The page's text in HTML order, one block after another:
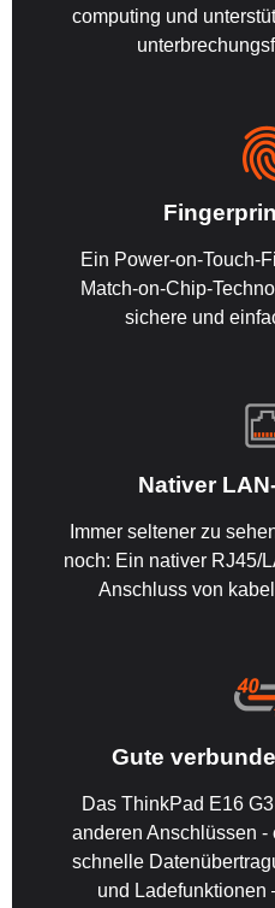
computing und
Ein Power-on-Touch-
Match-on-Chip-
sichere und
Nativer
Immer seltener zu
noch: Ein nativer RJ45/
Anschluss von
Gute
Das ThinkPad E16
anderen Anschlüssen
schnelle
und Ladefunktionen